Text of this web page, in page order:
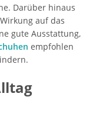
Darüber hinaus
auf das
gute Ausstattung,
empfohlen